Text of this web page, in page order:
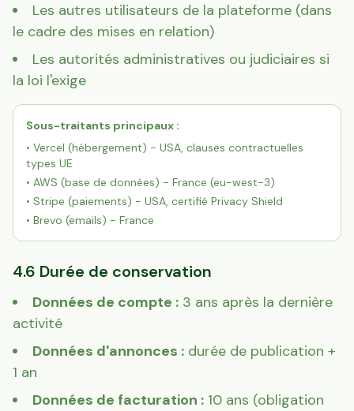
Les autres utilisateurs de la plateforme (dans
le cadre des mises en relation)
Les autorités administratives ou judiciaires si
la loi l'exige
Sous-traitants principaux :
• Vercel (hébergement) - USA, clauses contractuelles
types UE
• AWS (base de données) - France (eu-west-3)
• Stripe (paiements) - USA, certifié Privacy Shield
• Brevo (emails) - France
4.6 Durée de conservation
Données de compte : 3 ans après la dernière
activité
Données d'annonces : durée de publication +
1 an
Données de facturation : 10 ans (obligation
Mon Conseiller Foncier